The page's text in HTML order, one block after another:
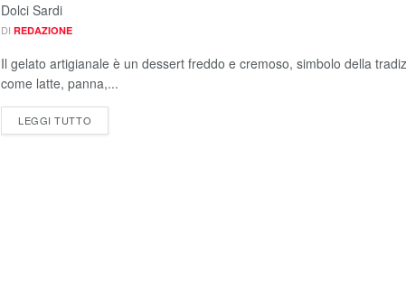
Dolci Sardi
DI REDAZIONE
Il gelato artigianale è un dessert freddo e cremoso, simbolo della
come latte, panna,...
LEGGI TUTTO